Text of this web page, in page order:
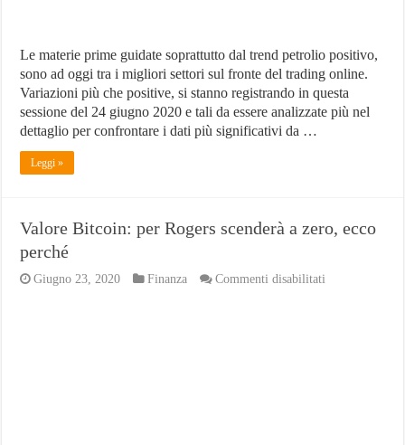
Le materie prime guidate soprattutto dal trend petrolio positivo,
sono ad oggi tra i migliori settori sul fronte del trading online.
Variazioni più che positive, si stanno registrando in questa
sessione del 24 giugno 2020 e tali da essere analizzate più nel
dettaglio per confrontare i dati più significativi da …
Leggi »
Valore Bitcoin: per Rogers scenderà a zero, ecco
perché
Giugno 23, 2020 Finanza Commenti disabilitati